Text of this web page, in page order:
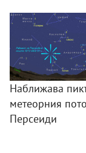
Наближава
метеорния
Персеиди